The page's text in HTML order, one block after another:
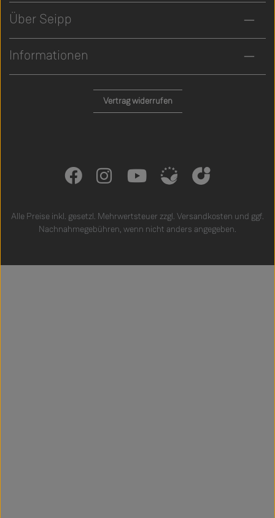
Über Seipp
Informationen
Vertrag widerrufen
Alle Preise inkl. gesetzl. Mehrwertsteuer zzgl. Versandkosten und ggf.
Nachnahmegebühren, wenn nicht anders angegeben.